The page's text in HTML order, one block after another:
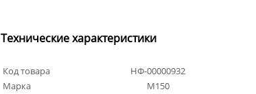
Технические характеристики
Код товара
НФ-00000932
Марка
М150